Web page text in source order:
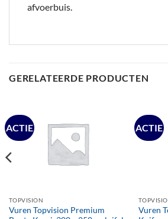
afvoerbuis.
GERELATEERDE PRODUCTEN
ACTIE
TOPVISION
Vuren Topvision Premium
ACTIE
Vuren